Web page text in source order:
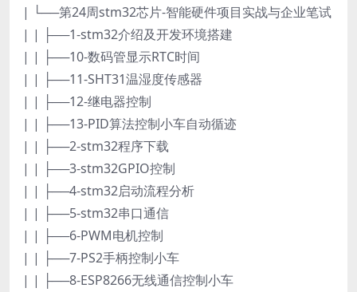
| └──第24周stm32芯片-智能硬件项目实战与企业笔试
| | ├──1-stm32介绍及开发环境搭建
| | ├──10-数码管显示RTC时间
| | ├──11-SHT31温湿度传感器
| | ├──12-继电器控制
| | ├──13-PID算法控制小车自动循迹
| | ├──2-stm32程序下载
| | ├──3-stm32GPIO控制
| | ├──4-stm32启动流程分析
| | ├──5-stm32串口通信
| | ├──6-PWM电机控制
| | ├──7-PS2手柄控制小车
| | ├──8-ESP8266无线通信控制小车